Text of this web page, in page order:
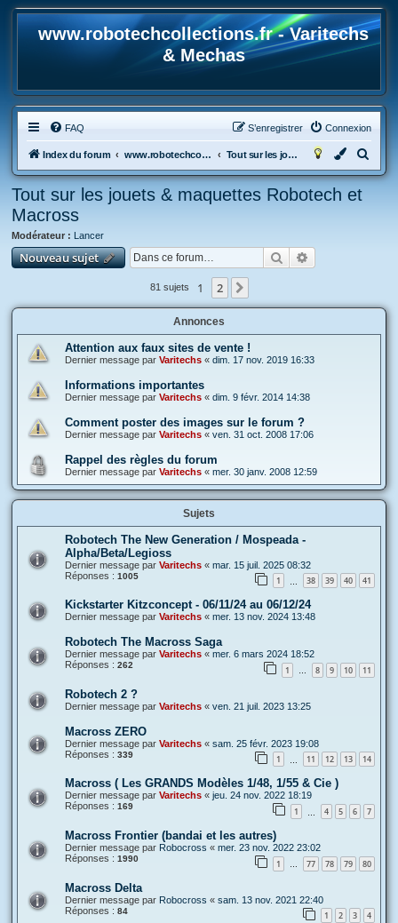
www.robotechcollections.fr - Varitechs
& Mechas
FAQ Connexion
S’enregistrer
Index du forum www.robotechcollections.fr - Robotech & Macross Toys French Forum !!! Tout sur les jouets & maquettes Robotech et Macross
e
h
Tout sur les jouets & maquettes Robotech et
Macross
Modérateur : Lancer
Nouveau sujet Rechercher
81 sujets 1 2
Annonces
Attention aux faux sites de vente !
Dernier message par Varitechs « dim. 17 nov. 2019 16:33
Informations importantes
Dernier message par Varitechs « dim. 9 févr. 2014 14:38
Comment poster des images sur le forum ?
Dernier message par Varitechs « ven. 31 oct. 2008 17:06
Rappel des règles du forum
Dernier message par Varitechs « mer. 30 janv. 2008 12:59
Sujets
Robotech The New Generation / Mospeada -
Alpha/Beta/Legioss
Dernier message par Varitechs « mar. 15 juil. 2025 08:32
Réponses : 1005 1 38 39 40 41
Kickstarter Kitzconcept - 06/11/24 au 06/12/24
Dernier message par Varitechs « mer. 13 nov. 2024 13:48
Robotech The Macross Saga
Dernier message par Varitechs « mer. 6 mars 2024 18:52
Réponses : 262 1 … 8 9 10 11
Robotech 2 ?
Dernier message par Varitechs « ven. 21 juil. 2023 13:25
Macross ZERO
Dernier message par Varitechs « sam. 25 févr. 2023 19:08
Réponses : 339 1 11 12 13 14
Macross ( Les GRANDS Modèles 1/48, 1/55 & Cie )
Dernier message par Varitechs « jeu. 24 nov. 2022 18:19
Réponses : 169 1 4 5 6 7
Macross Frontier (bandai et les autres)
Dernier message par Robocross « mer. 23 nov. 2022 23:02
Réponses : 1990 1 … 77 78 79 80
Macross Delta
Dernier message par Robocross « sam. 13 nov. 2021 22:40
Réponses : 84 1 2 3 4